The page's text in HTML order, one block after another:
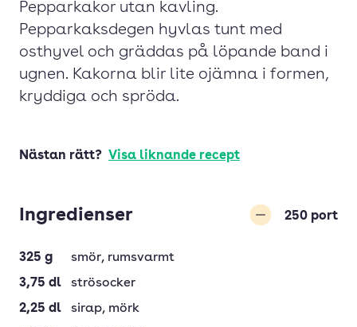
Pepparkakor utan kavling.
Pepparkaksdegen hyvlas tunt med
osthyvel och gräddas på löpande band i
ugnen. Kakorna blir lite ojämna i formen,
kryddiga och spröda.
Nästan rätt? Visa liknande recept
Ingredienser 250 port
325 g smör, rumsvarmt
3,75 dl
strösocker
2,25 dl sirap, mörk